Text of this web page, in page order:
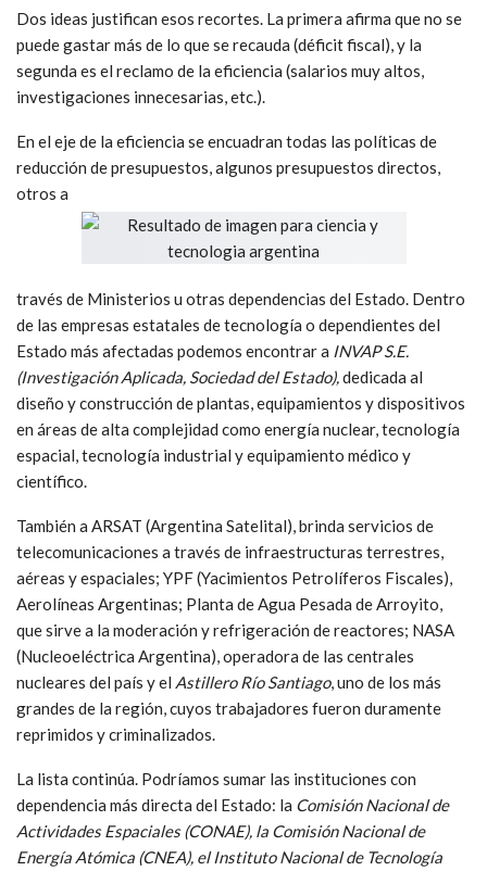
Dos ideas justifican esos recortes. La primera afirma que no se
puede gastar más de lo que se recauda (déficit fiscal), y la
segunda es el reclamo de la eficiencia (salarios muy altos,
investigaciones innecesarias, etc.).
En el eje de la eficiencia se encuadran todas las políticas de
reducción de presupuestos, algunos presupuestos directos,
otros a
través de Ministerios u otras dependencias del Estado. Dentro
de las empresas estatales de tecnología o dependientes del
Estado más afectadas podemos encontrar a INVAP S.E.
(Investigación Aplicada, Sociedad del Estado), dedicada al
diseño y construcción de plantas, equipamientos y dispositivos
en áreas de alta complejidad como energía nuclear, tecnología
espacial, tecnología industrial y equipamiento médico y
científico.
También a ARSAT (Argentina Satelital), brinda servicios de
telecomunicaciones a través de infraestructuras terrestres,
aéreas y espaciales; YPF (Yacimientos Petrolíferos Fiscales),
Aerolíneas Argentinas; Planta de Agua Pesada de Arroyito,
que sirve a la moderación y refrigeración de reactores; NASA
(Nucleoeléctrica Argentina), operadora de las centrales
nucleares del país y el Astillero Río Santiago, uno de los más
grandes de la región, cuyos trabajadores fueron duramente
reprimidos y criminalizados.
La lista continúa. Podríamos sumar las instituciones con
dependencia más directa del Estado: la Comisión Nacional de
Actividades Espaciales (CONAE), la Comisión Nacional de
Energía Atómica (CNEA), el Instituto Nacional de Tecnología